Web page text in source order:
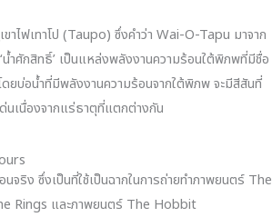
าไฟเทาโป (Taupo) ซึ่งคำว่า Wai-O-Tapu มาจาก
น้ำศักสิทธิ์’ เป็นแหล่งพลังงานความร้อนใต้พิภพที่มีชื่อ
ยบ่อน้ำที่มีพลังงานความร้อนจากใต้พิภพ จะมีสีสันที่
นเนื่องจากแร่ธาตุที่แตกต่างกัน
จริง ซึ่งเป็นที่ใช้เป็นฉากในการถ่ายทำภาพยนตร์ The
Rings และภาพยนตร์ The Hobbit